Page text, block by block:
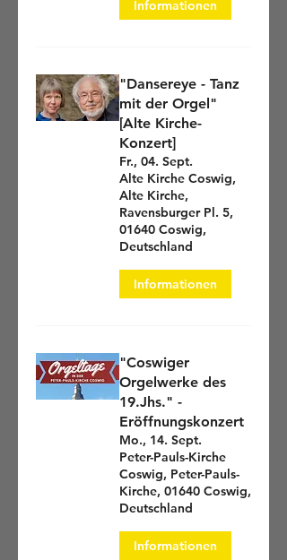
Konzerten finden Siehier
oder auf unseremYoutube-Kanal
Wir wünschen Ihnen eine gesegnete Zeit!
*****
Informationen
"Dansereye - Tanz
mit der Orgel"
[Alte Kirche-
Konzert]
Fr., 04. Sept.
Alte Kirche Coswig,
Alte Kirche,
Ravensburger Pl. 5,
01640 Coswig,
Deutschland
Informationen
"Coswiger
Orgelwerke des
19.Jhs." -
Eröffnungskonzert
Mo., 14. Sept.
Peter-Pauls-Kirche
Coswig, Peter-Pauls-
Kirche, 01640 Coswig,
Deutschland
Informationen